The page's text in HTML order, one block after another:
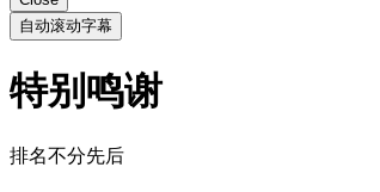
自动滚动字幕
特别鸣谢
排名不分先后